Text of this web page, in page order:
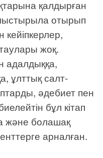
қалдырған
отырып
жоқ.
адалдыққа,
ұлттық салт-
әдебиет пен
бұл кітап
және болашақ
арналған.